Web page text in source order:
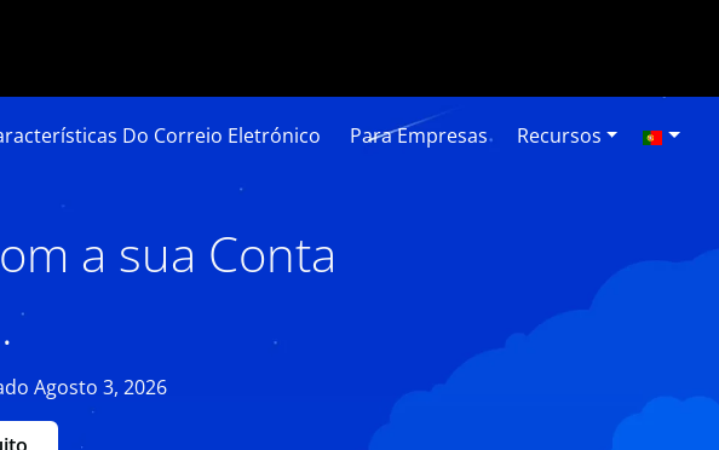
Do Correio Eletrónico Para Empresas Recursos
a sua Conta
Agosto 3, 2026